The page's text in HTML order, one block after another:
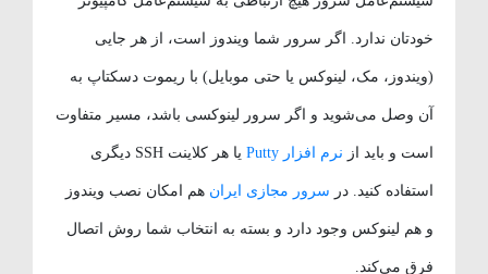
خودتان ندارد. اگر سرور شما ویندوز است، از هر جایی
(ویندوز، مک، لینوکس یا حتی موبایل) با ریموت دسکتاپ به
آن وصل می‌شوید و اگر سرور لینوکسی باشد، مسیر متفاوت
است و باید از نرم افزار Putty یا هر کلاینت SSH دیگری
استفاده کنید. درسرور مجازی ایران هم امکان نصب ویندوز
و هم لینوکس وجود دارد و بسته به انتخاب شما روش اتصال
فرق می‌کند.